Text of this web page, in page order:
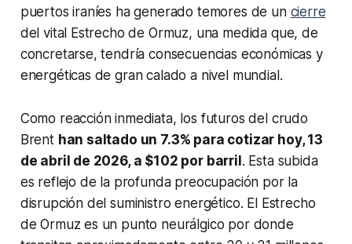
puertos iraníes ha generado temores de un cierre
del vital Estrecho de Ormuz, una medida que, de
concretarse, tendría consecuencias económicas y
energéticas de gran calado a nivel mundial.
Como reacción inmediata, los futuros del crudo
Brent han saltado un 7.3% para cotizar hoy, 13
de abril de 2026, a $102 por barril . Esta subida
es reflejo de la profunda preocupación por la
disrupción del suministro energético. El Estrecho
de Ormuz es un punto neurálgico por donde